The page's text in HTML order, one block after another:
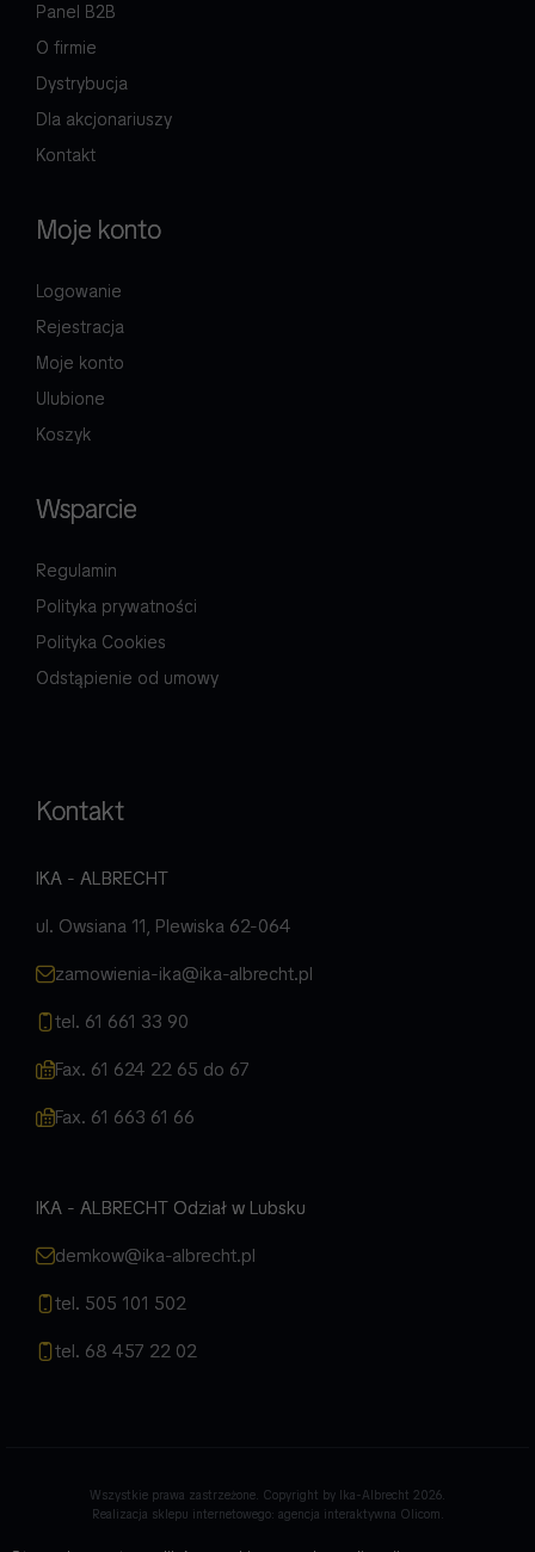
Panel B2B
O firmie
Dystrybucja
Dla akcjonariuszy
Kontakt
Moje konto
Logowanie
Rejestracja
Moje konto
Ulubione
Koszyk
Wsparcie
Regulamin
Polityka prywatności
Polityka Cookies
Odstąpienie od umowy
Kontakt
IKA - ALBRECHT
ul. Owsiana 11, Plewiska 62-064
zamowienia-ika@ika-albrecht.pl
tel. 61 661 33 90
Fax. 61 624 22 65 do 67
Fax. 61 663 61 66
IKA - ALBRECHT Odział w Lubsku
demkow@ika-albrecht.pl
tel. 505 101 502
tel. 68 457 22 02
Wszystkie prawa zastrzeżone. Copyright by Ika-Albrecht 2026.
Realizacja sklepu internetowego: agencja interaktywna Olicom.